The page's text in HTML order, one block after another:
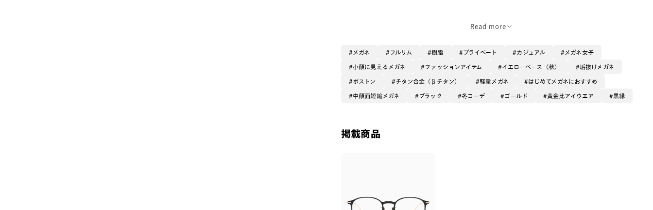
長時間の装用もとても楽です。
巷で話題の〝中顔面短縮〟効果が
かなり叶いやすいメガネです✨
小顔効果も高いので組み合わせもオススメです😊
Read more
メガネ フルリム 樹脂 プライベート カジュアル メガネ女子
小顔に見えるメガネ ファッションアイテム イエローベース（秋） 垢抜けメガネ
ボストン チタン合金（βチタン） 軽量メガネ はじめてメガネにおすすめ
中顔面短縮メガネ ブラック 冬コーデ ゴールド 黄金比アイウエア 黒縁
掲載商品